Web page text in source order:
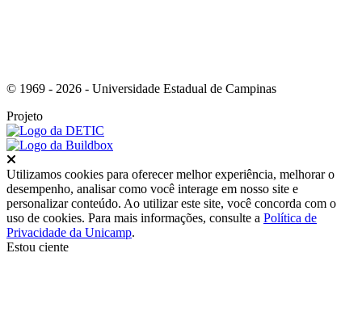
© 1969 - 2026 - Universidade Estadual de Campinas
Projeto
Utilizamos cookies para oferecer melhor experiência, melhorar o
desempenho, analisar como você interage em nosso site e
personalizar conteúdo. Ao utilizar este site, você concorda com o
uso de cookies. Para mais informações, consulte a Política de
Privacidade da Unicamp.
Estou ciente